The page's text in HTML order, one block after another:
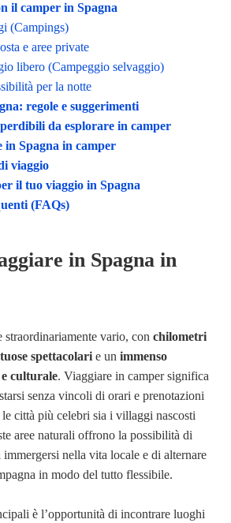
il camper in Spagna
(Campings)
e aree private
libero (Campeggio selvaggio)
per la notte
regole e suggerimenti
da esplorare in camper
in Spagna in camper
viaggio
il tuo viaggio in Spagna
(FAQs)
in Spagna in
straordinariamente vario, con chilometri
spettacolari e un immenso
culturale. Viaggiare in camper significa
senza vincoli di orari e prenotazioni
città più celebri sia i villaggi nascosti
aree naturali offrono la possibilità di
immergersi nella vita locale e di alternare
in modo del tutto flessibile.
è l’opportunità di incontrare luoghi